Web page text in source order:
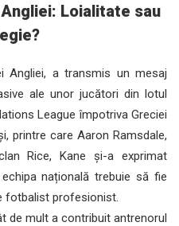
Loialitate sau
Angliei, a transmis un mesaj
ale unor jucători din lotul
League împotriva Greciei
printre care Aaron Ramsdale,
Rice, Kane și-a exprimat
națională trebuie să fie
fotbalist profesionist.
de mult a contribuit antrenorul